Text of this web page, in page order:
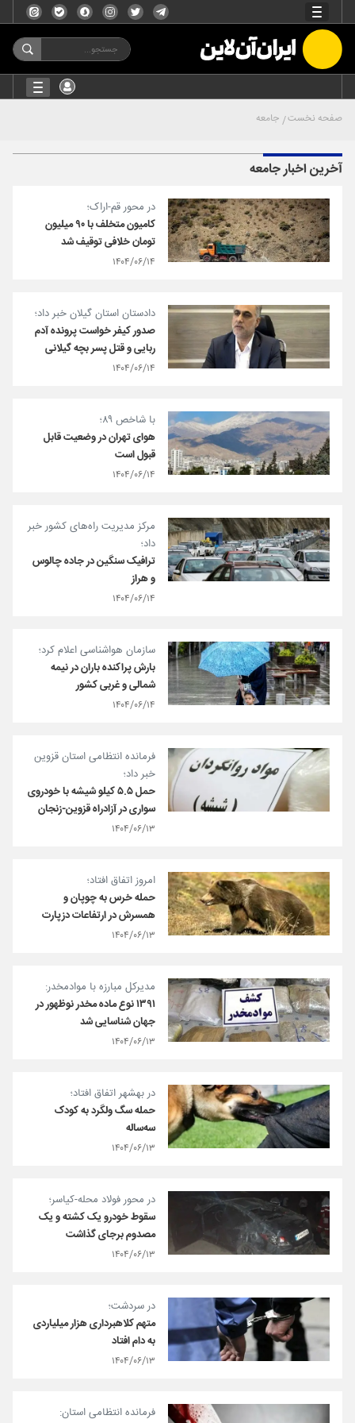
صفحه نخست جامعه
آخرین اخبار جامعه
در محور قم-اراک؛
کامیون متخلف با ۹۰ میلیون
تومان خلافی توقیف شد
۱۴۰۴/۰۶/۱۴
دادستان استان گیلان خبر داد؛
صدور کیفر خواست پرونده آدم
ربایی و قتل پسر بچه گیلانی
۱۴۰۴/۰۶/۱۴
با شاخص ۸۹؛
هوای تهران در وضعیت قابل
قبول است
۱۴۰۴/۰۶/۱۴
مرکز مدیریت راه‌های کشور خبر
داد؛
ترافیک سنگین در جاده چالوس
و هراز
۱۴۰۴/۰۶/۱۴
سازمان هواشناسی اعلام کرد؛
بارش پراکنده باران در نیمه
شمالی و غربی کشور
۱۴۰۴/۰۶/۱۴
فرمانده انتظامی استان قزوین
خبر داد؛
حمل ۵.۵ کیلو شیشه با خودروی
سواری در آزادراه قزوین-زنجان
۱۴۰۴/۰۶/۱۳
امروز اتفاق افتاد؛
حمله خرس به چوپان و
همسرش در ارتفاعات دزپارت
۱۴۰۴/۰۶/۱۳
مدیرکل مبارزه با موادمخدر:
۱۳۹۱ نوع ماده مخدر نوظهور در
جهان شناسایی شد
۱۴۰۴/۰۶/۱۳
در بهشهر اتفاق افتاد؛
حمله سگ ولگرد به کودک
سه‌ساله
۱۴۰۴/۰۶/۱۳
در محور فولاد محله-کیاسر؛
سقوط خودرو یک کشته و یک
مصدوم برجای گذاشت
۱۴۰۴/۰۶/۱۳
در سردشت؛
متهم کلاهبرداری هزار میلیاردی
به دام افتاد
۱۴۰۴/۰۶/۱۳
فرمانده انتظامی استان: